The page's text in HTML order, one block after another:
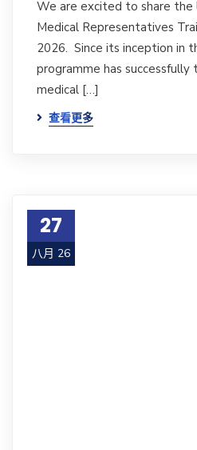
We are excited to share the
Medical Representatives
2026. Since its inception in
programme has successfully
medical […]
查看更多
27
八月 26